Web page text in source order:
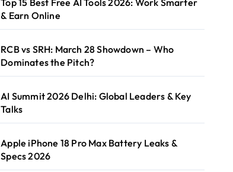
Top 15 Best Free AI Tools 2026: Work Smarter
& Earn Online
RCB vs SRH: March 28 Showdown – Who
Dominates the Pitch?
AI Summit 2026 Delhi: Global Leaders & Key
Talks
Apple iPhone 18 Pro Max Battery Leaks &
Specs 2026